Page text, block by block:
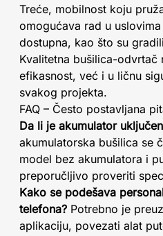
Treće, mobilnost koju
omogućava rad u
dostupna, kao što su
Kvalitetna bušilica-odvrtač
efikasnost, već i u ličnu
svakog projekta.
FAQ – Često postavljana
Da li je akumulator
akumulatorska bušilica se
model bez akumulatora i
preporučljivo proveriti
Kako se podešava
telefona? Potrebno je
aplikaciju, povezati alat